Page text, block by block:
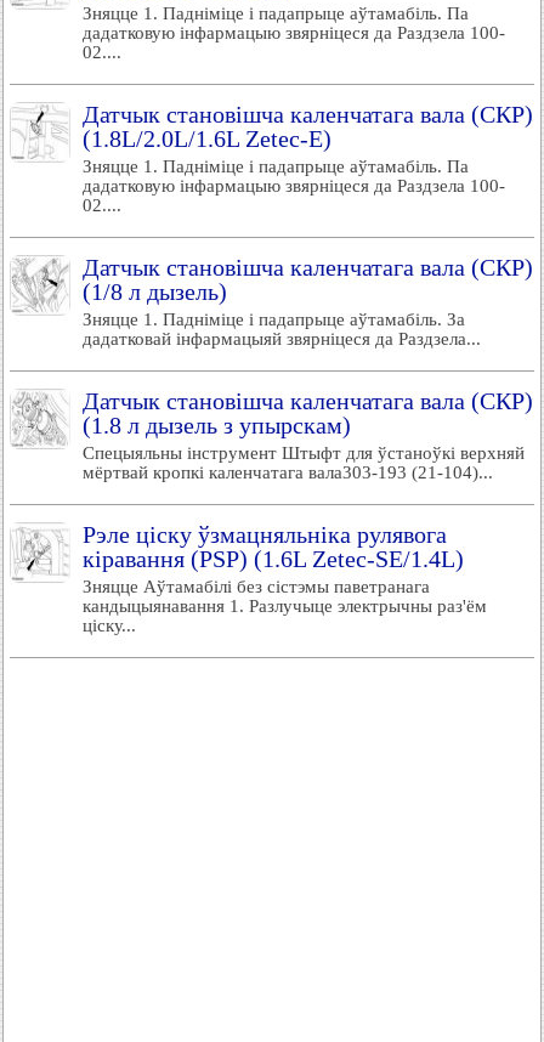
Зняцце 1. Падніміце і падапрыце аўтамабіль. Па
дадатковую інфармацыю звярніцеся да Раздзела 100-
02....
Датчык становішча каленчатага вала (СКР)
(1.8L/2.0L/1.6L Zetec-E)
Зняцце 1. Падніміце і падапрыце аўтамабіль. Па
дадатковую інфармацыю звярніцеся да Раздзела 100-
02....
Датчык становішча каленчатага вала (СКР)
(1/8 л дызель)
Зняцце 1. Падніміце і падапрыце аўтамабіль. За
дадатковай інфармацыяй звярніцеся да Раздзела...
Датчык становішча каленчатага вала (СКР)
(1.8 л дызель з упырскам)
Спецыяльны інструмент Штыфт для ўстаноўкі верхняй
мёртвай кропкі каленчатага вала303-193 (21-104)...
Рэле ціску ўзмацняльніка рулявога
кіравання (PSP) (1.6L Zetec-SE/1.4L)
Зняцце Аўтамабілі без сістэмы паветранага
кандыцыянавання 1. Разлучыце электрычны раз'ём
ціску...